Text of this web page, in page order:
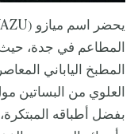
المطاعم في جدة، حيث
المطبخ الياباني
العلوي من البساتين
بفضل أطباقه